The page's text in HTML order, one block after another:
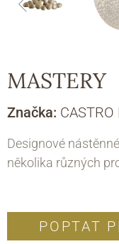
MASTERY
Značka: CASTRO
Designové
několika různých
POPTAT